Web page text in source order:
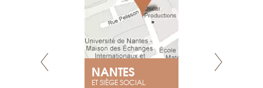
NANTES
ET SIÈGE SOCIAL